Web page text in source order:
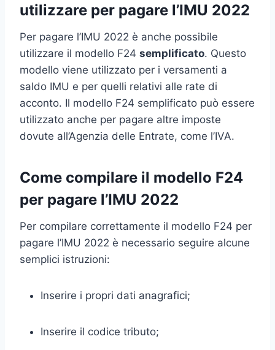
utilizzare per pagare l’IMU 2022
Per pagare l’IMU 2022 è anche possibile
utilizzare il modello F24 semplificato. Questo
modello viene utilizzato per i versamenti a
saldo IMU e per quelli relativi alle rate di
acconto. Il modello F24 semplificato può essere
utilizzato anche per pagare altre imposte
dovute all’Agenzia delle Entrate, come l’IVA.
Come compilare il modello F24
per pagare l’IMU 2022
Per compilare correttamente il modello F24 per
pagare l’IMU 2022 è necessario seguire alcune
semplici istruzioni:
Inserire i propri dati anagrafici;
Inserire il codice tributo;